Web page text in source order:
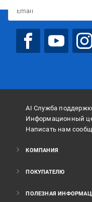
AI Служба
Информационный
Написать нам
КОМПАНИЯ
ПОКУПАТЕЛЮ
ПОЛЕЗНАЯ